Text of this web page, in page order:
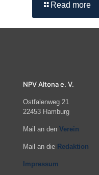
Read more
NPV Altona e. V.
Ostfalenweg 21
22453 Hamburg
Mail an den Verein
Mail an die Redaktion
Impressum